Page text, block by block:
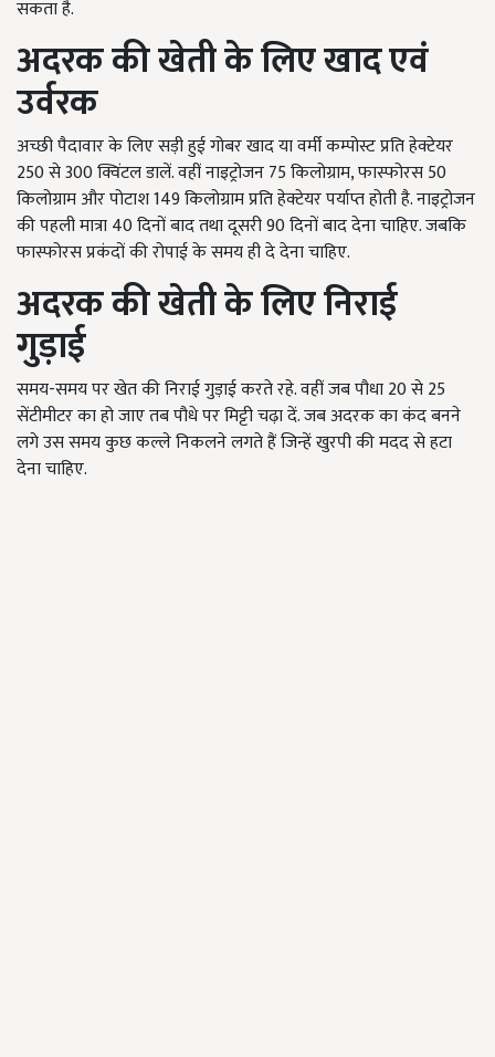
सकता है.
अदरककीखेतीकेलिएखादएवं
उर्वरक
अच्छी पैदावार के लिए सड़ी हुई गोबर खाद या वर्मी कम्पोस्ट प्रति हेक्टेयर
250 से 300 क्विंटल डालें. वहीं नाइट्रोजन 75 किलोग्राम, फास्फोरस 50
किलोग्राम और पोटाश 149 किलोग्राम प्रति हेक्टेयर पर्याप्त होती है. नाइट्रोजन
की पहली मात्रा 40 दिनों बाद तथा दूसरी 90 दिनों बाद देना चाहिए. जबकि
फास्फोरस प्रकंदों की रोपाई के समय ही दे देना चाहिए.
अदरककीखेतीकेलिएनिराई
गुड़ाई
समय-समय पर खेत की निराई गुड़ाई करते रहे. वहीं जब पौधा 20 से 25
सेंटीमीटर का हो जाए तब पौधे पर मिट्टी चढ़ा दें. जब अदरक का कंद बनने
लगे उस समय कुछ कल्ले निकलने लगते हैं जिन्हें खुरपी की मदद से हटा
देना चाहिए.